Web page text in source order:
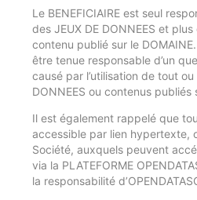
Le BENEFICIAIRE est seul
des JEUX DE DONNEES et
contenu publié sur le
être tenue responsable d’un
causé par l’utilisation de tout
DONNEES ou contenus publiés
Il est également rappelé que
accessible par lien hypertexte,
Société, auxquels peuvent
via la PLATEFORME
la responsabilité